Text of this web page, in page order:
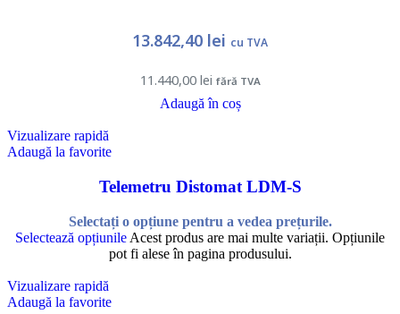
11.440,00 lei fără TVA
13.842,40 lei cu TVA
Adaugă în coș
Vizualizare rapidă
Adaugă la favorite
Telemetru Distomat LDM-S
Selectați o opțiune pentru a vedea prețurile.
Selectează opțiunile Acest produs are mai multe variații. Opțiunile
pot fi alese în pagina produsului.
Vizualizare rapidă
Adaugă la favorite